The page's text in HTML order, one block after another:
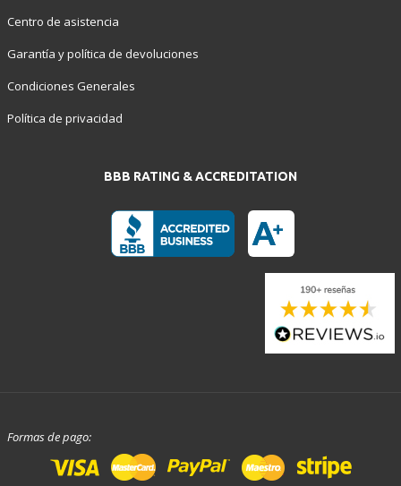
Centro de asistencia
Garantía y política de devoluciones
Condiciones Generales
Política de privacidad
BBB RATING & ACCREDITATION
Formas de pago: